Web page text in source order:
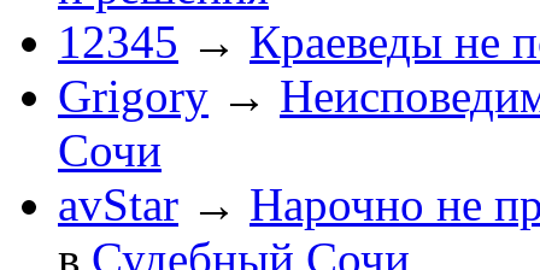
12345 → Краеведы не
Grigory →
Сочи
avStar → Нарочно не
в Судебный Сочи